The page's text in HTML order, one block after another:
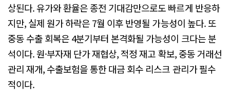
상된다. 유가와 환율은 종전 기대감만으로도 빠르게 반응하
지만, 실제 원가 하락은 7월 이후 반영될 가능성이 높다. 또
중동 수출 회복은 4분기부터 본격화될 가능성이 크다는 분
석이다. 원·부자재 단가 재협상, 적정 재고 확보, 중동 거래선
관리 재개, 수출보험을 통한 대금 회수 리스크 관리가 필수
적이다.